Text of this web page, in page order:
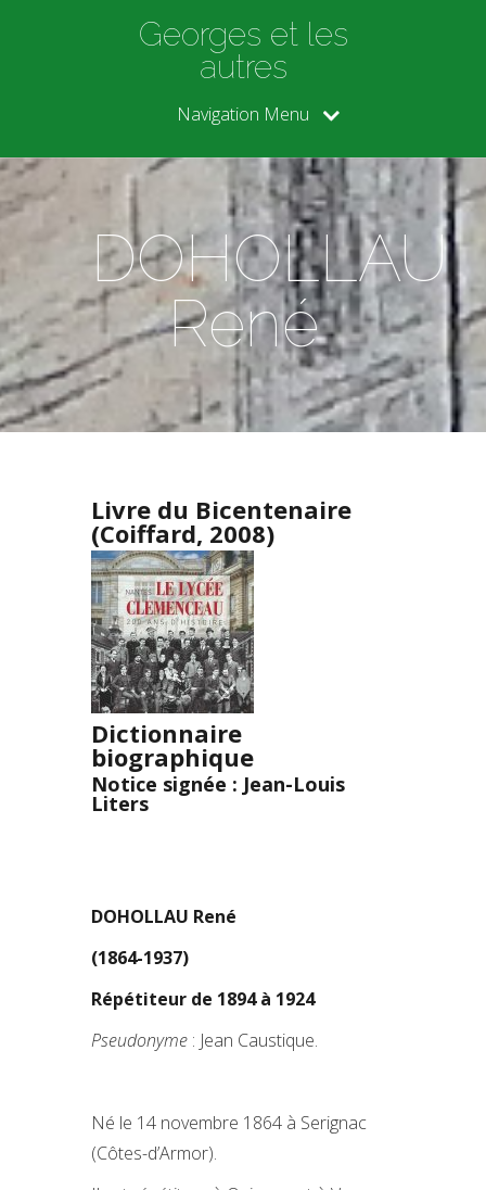
Georges et les
autres
Navigation Menu
DOHOLLAU
René
Livre du Bicentenaire
(Coiffard, 2008)
Dictionnaire
biographique
Notice signée : Jean-Louis
Liters
DOHOLLAU René
(1864-1937)
Répétiteur de 1894 à 1924
Pseudonyme : Jean Caustique.
Né le 14 novembre 1864 à Serignac
(Côtes-d’Armor).